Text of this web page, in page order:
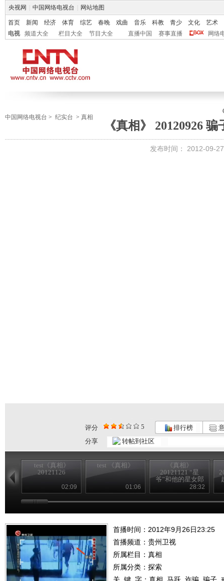
央视网 中国网络电视台 网站地图
首页 新闻 经济 体育 综艺 春晚 戏曲 音乐 科教 青少 文化
艺术
电视
频道大全 栏目大全 节目大全 直播中国 赛事直播 网络
中国网络电视台 > 纪实台 > 真相
《真相》 20120926
发布时间： 2012-09-
评分 5 排行榜
分享
转帖到社区
test《真相》
20121126
02:09
test 《真相》
01:06
《真相》
20121121 “星
爷”和他的星女郎
28:32
首播时间：2012年9月26日23:25
首播频道： 贵州卫视
所属栏目： 真相
所属分类：探索